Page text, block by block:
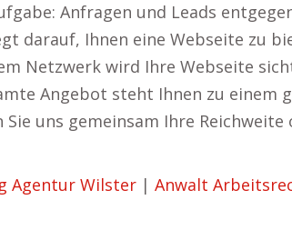
Anfragen und Leads
darauf, Ihnen eine Webseite zu
Netzwerk wird Ihre Webseite
Angebot steht Ihnen zu einem
Sie uns gemeinsam Ihre Reichweite
Agentur Wilster | Anwalt